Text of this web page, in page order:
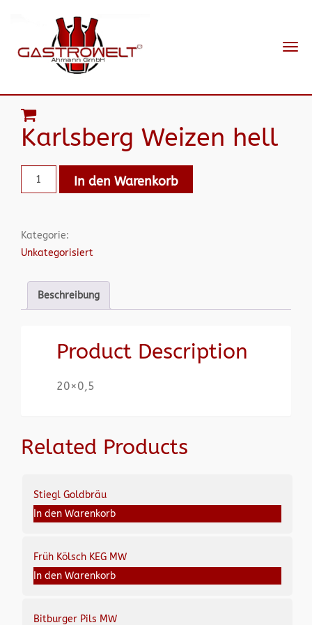
Karlsberg Weizen hell
In den Warenkorb
Kategorie:
Unkategorisiert
Beschreibung
Product Description
20×0,5
Related Products
Stiegl Goldbräu
In den Warenkorb
Früh Kölsch KEG MW
In den Warenkorb
Bitburger Pils MW